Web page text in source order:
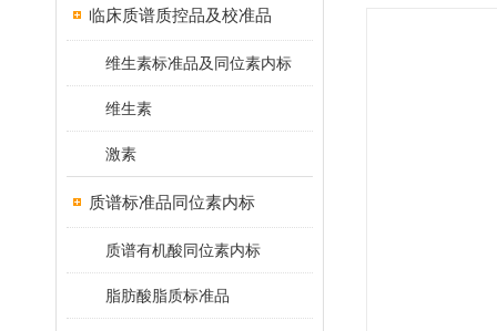
临床质谱质控品及校准品
维生素标准品及同位素内标
维生素
激素
质谱标准品同位素内标
质谱有机酸同位素内标
脂肪酸脂质标准品